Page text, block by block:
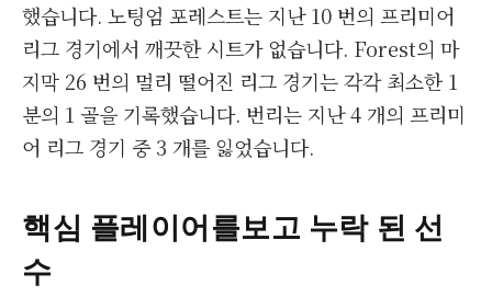
했습니다. 노팅엄 포레스트는 지난 10 번의 프리미어
리그 경기에서 깨끗한 시트가 없습니다. Forest의 마
지막 26 번의 멀리 떨어진 리그 경기는 각각 최소한 1
분의 1 골을 기록했습니다. 번리는 지난 4 개의 프리미
어 리그 경기 중 3 개를 잃었습니다.
핵심 플레이어를보고 누락 된 선
수